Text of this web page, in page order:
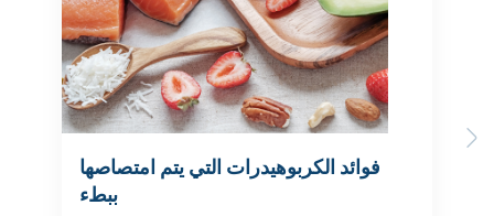
Previous
فوائد الكربوهيدرات التي يتم امتصاصها
ببطء